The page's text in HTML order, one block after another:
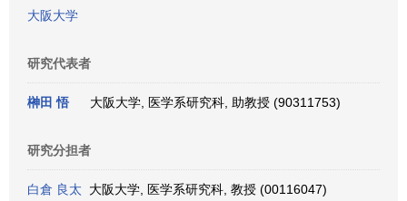
大阪大学
研究代表者
榊田 悟 大阪大学, 医学系研究科, 助教授 (90311753)
研究分担者
白倉 良太 大阪大学, 医学系研究科, 教授 (00116047)